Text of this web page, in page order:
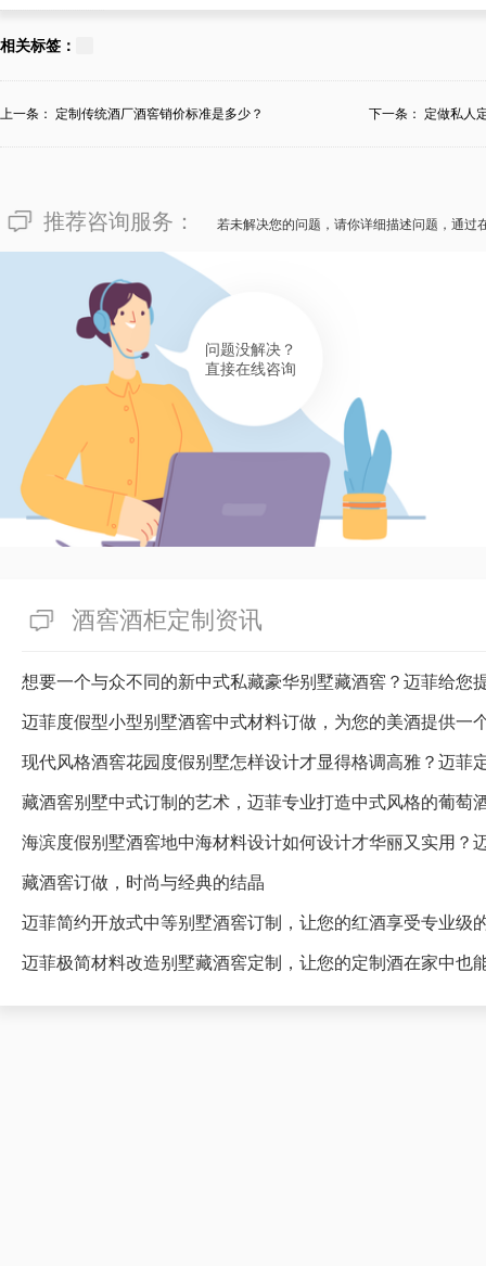
相关标签：
上一条： 定制传统酒厂酒窖销价标准是多少？ 下一条： 定做私人
推荐咨询服务： 若未解决您的问题，请你详细描述问题，通过
问题没解决？
直接在线咨询
酒窖酒柜定制资讯
想要一个与众不同的新中式私藏豪华别墅藏酒窖？迈菲给您
迈菲度假型小型别墅酒窖中式材料订做，为您的美酒提供一
藏酒窖别墅中式订制的艺术，迈菲专业打造中式风格的葡萄
海滨度假别墅酒窖地中海材料设计如何设计才华丽又实用？
藏酒窖订做，时尚与经典的结晶
迈菲简约开放式中等别墅酒窖订制，让您的红酒享受专业级
迈菲极简材料改造别墅藏酒窖定制，让您的定制酒在家中也